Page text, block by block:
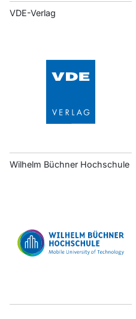
VDE-Verlag
Wilhelm Büchner Hochschule